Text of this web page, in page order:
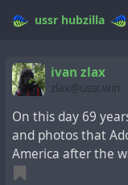
ussr hubzilla
ivan zlax
zlax@ussr.win
On this day 69
and photos that
America after the